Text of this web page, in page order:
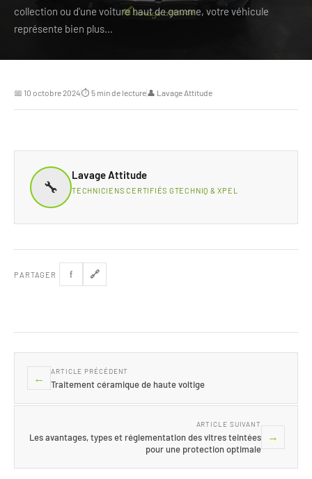
collection ou d'une voiture haut de gamme, votre véhicule
représente bien plus…
📅 10 octobre 2024⏱ 5 min de lecture👤 Lavage Attitude
🔧
Lavage Attitude
TECHNICIENS CERTIFIÉS GTECHNIQ & XPEL
PARTAGER f 🔗
←
ARTICLE PRÉCÉDENT
Traitement céramique de haute voltige
→
ARTICLE SUIVANT
Les avantages, types et réglementation des vitres teintées
pour une protection optimale